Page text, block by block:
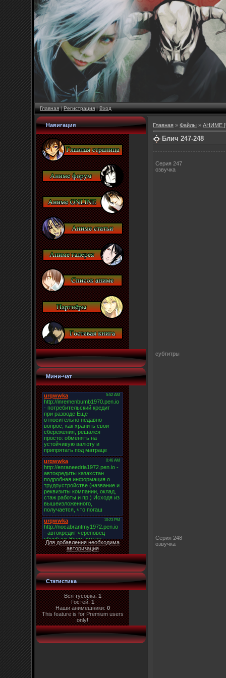
Главная|Регистрация|Вход
Навигация
Мини-чат
Для добавления необходима
авторизация
Статистика
Вся тусовка:1
Гостей:1
Наши анимешники:0
This feature is for Premium users
only!
Главная » Файлы » АНИМЕ
Блич 247-248
Серия 247
озвучка
субтитры
Серия 248
озвучка